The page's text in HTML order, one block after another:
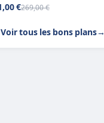
€269,00 €
Voir tous les bons plans→